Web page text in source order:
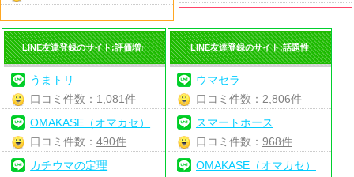
LINE友達登録のサイト:評価増↑
うまトリ
口コミ件数： 1,081件
OMAKASE（オマカセ）
口コミ件数：490件
カチウマの定理
LINE友達登録のサイト:話題性
ウマセラ
口コミ件数： 2,806件
スマートホース
口コミ件数： 968件
OMAKASE（オマカセ）